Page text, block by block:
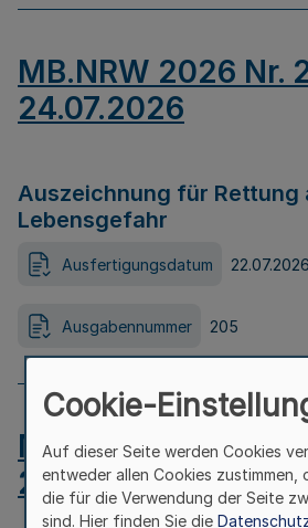
MB.NRW 2026 Nr.
24.07.2026
Auszeichnung für Rettung
Lebensgefahr
Ausfertigungsdatum 22.07.2026
Ausgabennummer 205
MB.NRW 2026 Nr.
24.07.2026
Cookie-
Auf dieser Seite werden Cookies
entweder allen Cookies zustimmen,
die für die Verwendung der Seite
sind. Hier finden Sie die